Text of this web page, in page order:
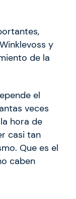
y
de la
el
veces
hora de
casi tan
Que es el
caben